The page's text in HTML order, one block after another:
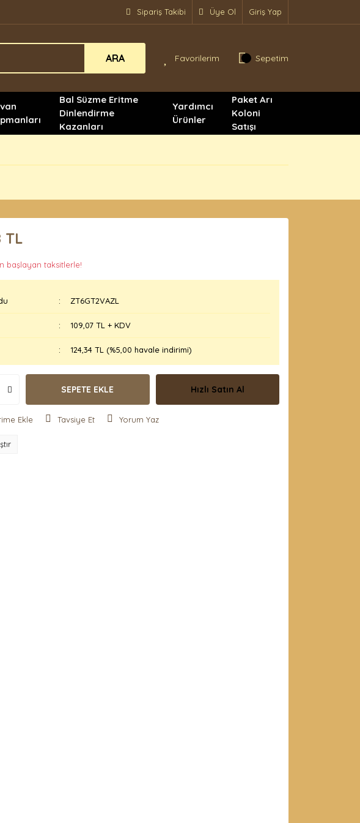
Sipariş Takibi Üye Ol Giriş Yap
ARA Favorilerim Sepetim
Bal Süzme Eritme
Dinlendirme
Kazanları
Yardımcı
Ürünler
Paket Arı
Koloni
Satışı
TL
başlayan taksitlerle!
ZT6GT2VAZL
109,07 TL + KDV
124,34 TL (%5,00 havale indirimi)
SEPETE EKLE Hızlı Satın Al
Tavsiye Et Yorum Yaz